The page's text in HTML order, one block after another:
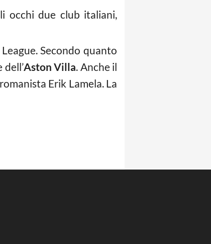
occhi due club italiani,
Secondo quanto
Aston Villa. Anche il
Erik Lamela. La